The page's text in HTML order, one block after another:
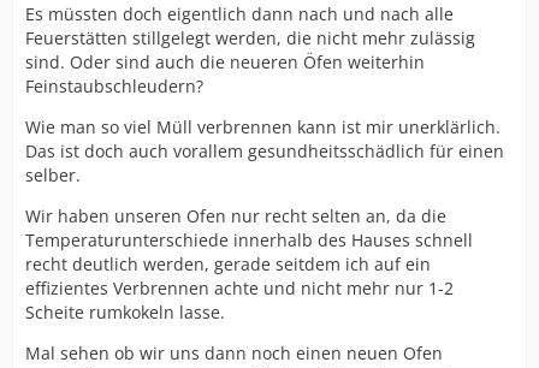
Es müssten doch eigentlich dann nach und nach alle
Feuerstätten stillgelegt werden, die nicht mehr zulässig
sind. Oder sind auch die neueren Öfen weiterhin
Feinstaubschleudern?
Wie man so viel Müll verbrennen kann ist mir unerklärlich.
Das ist doch auch vorallem gesundheitsschädlich für einen
selber.
Wir haben unseren Ofen nur recht selten an, da die
Temperaturunterschiede innerhalb des Hauses schnell
recht deutlich werden, gerade seitdem ich auf ein
effizientes Verbrennen achte und nicht mehr nur 1-2
Scheite rumkokeln lasse.
Mal sehen ob wir uns dann noch einen neuen Ofen